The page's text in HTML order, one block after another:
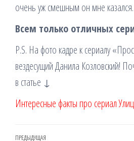
очень уж смешным он мне
Всем только отличных
P.S. На фото кадре к сериалу
вездесущий Данила Козловский!
в статье ↓
Интересные факты про сериал
ПРЕДЫДУЩАЯ